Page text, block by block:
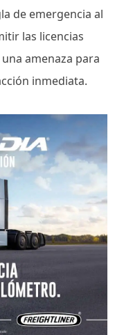
de emergencia al
las licencias
amenaza para
inmediata.